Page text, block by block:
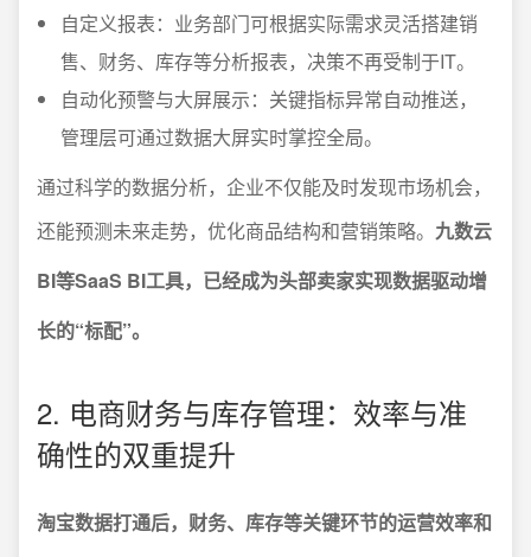
自定义报表：业务部门可根据实际需求灵活搭建销
售、财务、库存等分析报表，决策不再受制于IT。
自动化预警与大屏展示：关键指标异常自动推送，
管理层可通过数据大屏实时掌控全局。
通过科学的数据分析，企业不仅能及时发现市场机会，
还能预测未来走势，优化商品结构和营销策略。 九数云
BI等SaaS BI工具，已经成为头部卖家实现数据驱动增
长的“标配”。
2. 电商财务与库存管理：效率与准
确性的双重提升
淘宝数据打通后，财务、库存等关键环节的运营效率和